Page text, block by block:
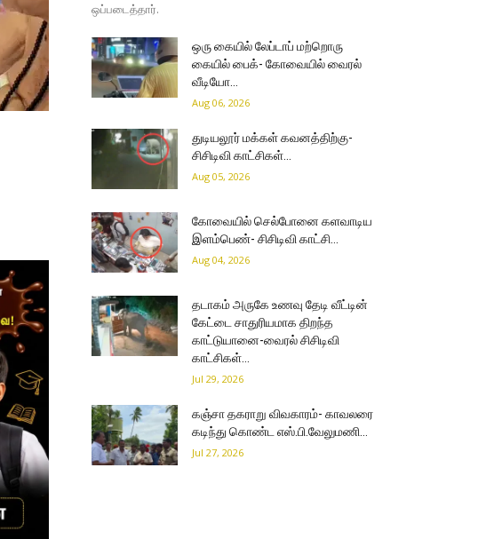
ஒப்படைத்தார்.
ஒரு கையில் லேப்டாப் மற்றொரு
கையில் பைக்- கோவையில் வைரல்
வீடியோ…
Aug 06, 2026
துடியலூர் மக்கள் கவனத்திற்கு-
சிசிடிவி காட்சிகள்…
Aug 05, 2026
கோவையில் செல்போனை களவாடிய
இளம்பெண்- சிசிடிவி காட்சி…
Aug 04, 2026
தடாகம் அருகே உணவு தேடி வீட்டின்
கேட்டை சாதுரியமாக திறந்த
காட்டுயானை-வைரல் சிசிடிவி
காட்சிகள்…
Jul 29, 2026
கஞ்சா தகராறு விவகாரம்- காவலரை
கடிந்து கொண்ட எஸ்.பி.வேலுமணி…
Jul 27, 2026